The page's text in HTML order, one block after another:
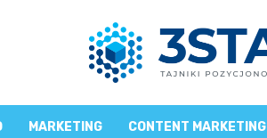
MARKETING CONTENT MARKETING